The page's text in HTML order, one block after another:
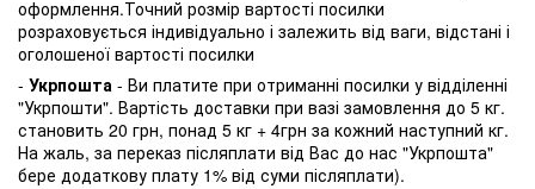
оформлення.Точний розмір вартості посилки
розраховується індивідуально і залежить від ваги, відстані і
оголошеної вартості посилки
- Укрпошта - Ви платите при отриманні посилки у відділенні
"Укрпошти". Вартість доставки при вазі замовлення до 5 кг.
становить 20 грн, понад 5 кг + 4грн за кожний наступний кг.
На жаль, за переказ післяплати від Вас до нас "Укрпошта"
бере додаткову плату 1% від суми післяплати).